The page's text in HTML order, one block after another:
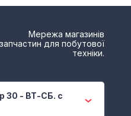
Мережа магазинів
запчастин для побутової
техніки.
30 - ВТ-СБ. с